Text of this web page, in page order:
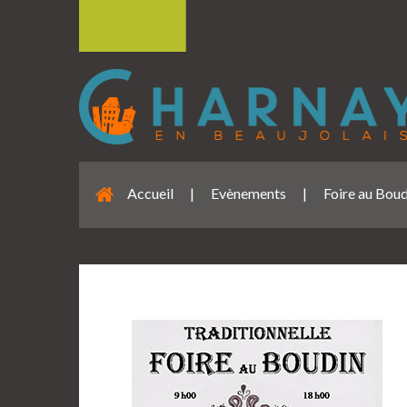
Accueil | Evènements | Foire au